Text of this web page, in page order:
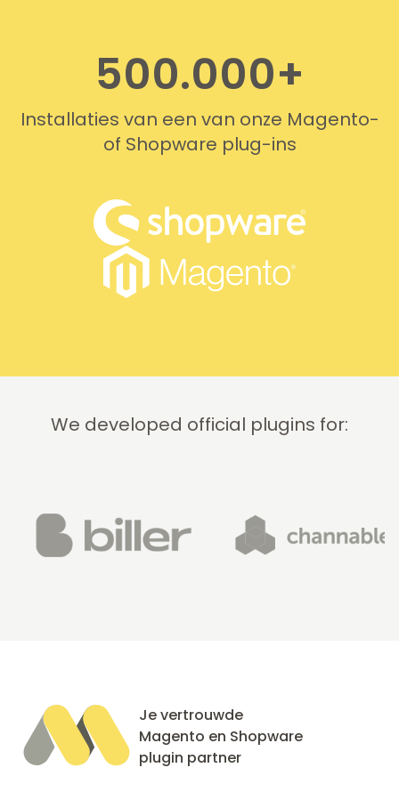
500.000+
Installaties van een van onze Magento-
of Shopware plug-ins
We developed official plugins for:
Je vertrouwde
Magento en Shopware
plugin partner